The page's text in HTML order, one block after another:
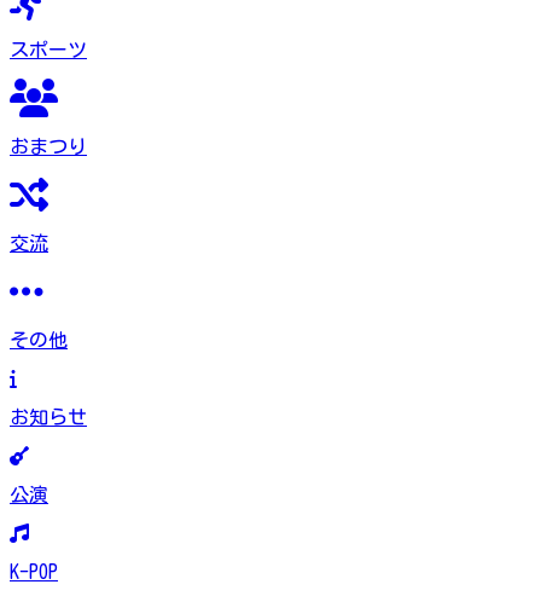
スポーツ
おまつり
交流
その他
お知らせ
公演
K-POP